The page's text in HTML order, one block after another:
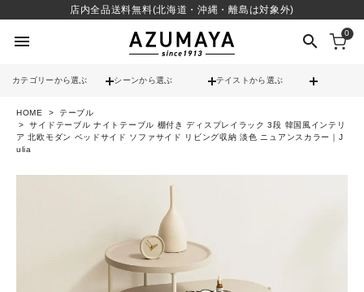
店内全品送料無料(北海道・沖縄・離島は対象外)
menu search 0
カテゴリーから選ぶ シーンから選ぶ テイストから選ぶ
check 送料無料
HOME
テーブル
サイドテーブル ナイトテーブル 棚付き ディスプレイラック 3段 韓国風インテリ
ア 北欧モダン ベッドサイド ソファサイド リビング収納 淡色 ニュアンスカラー｜J
ulia